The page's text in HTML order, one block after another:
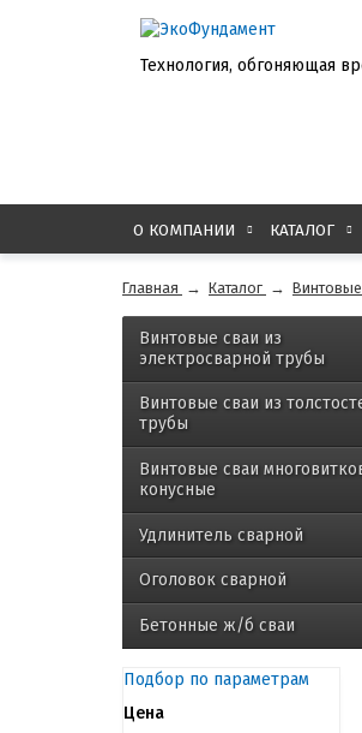
Технология, обгоняющая
О КОМПАНИИ КАТАЛОГ
Главная → Каталог →
Винтовые сваи из
электросварной трубы
Винтовые сваи из
трубы
Винтовые сваи
конусные
Удлинитель сварной
Оголовок сварной
Бетонные ж/б сваи
Подбор по параметрам
Цена